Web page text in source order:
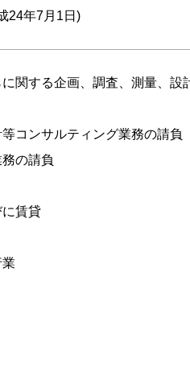
24年7月1日)
関する企画、調査、測量、
コンサルティング業務の請負
の請負
賃貸